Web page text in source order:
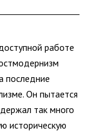
работе
последние
Он пытается
так много
историческую